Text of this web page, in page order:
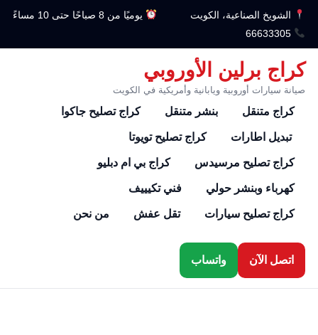
الشويخ الصناعية، الكويت
يوميًا من 8 صباحًا حتى 10 مساءً
66633305
كراج برلين الأوروبي
صيانة سيارات أوروبية ويابانية وأمريكية في الكويت
كراج متنقل بنشر متنقل كراج تصليح جاكوا
تبديل اطارات كراج تصليح تويوتا
كراج تصليح مرسيدس كراج بي ام دبليو
كهرباء وبنشر حولي فني تكيييف
كراج تصليح سيارات تقل عفش من نحن
اتصل الآن واتساب